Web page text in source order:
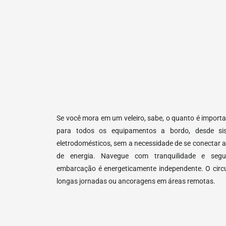
Se você mora em um veleiro, sabe, o quanto é
para todos os equipamentos a bordo, desde
eletrodomésticos, sem a necessidade de se conectar
de energia. Navegue com tranquilidade e
embarcação é energeticamente independente. O
longas jornadas ou ancoragens em áreas remotas.